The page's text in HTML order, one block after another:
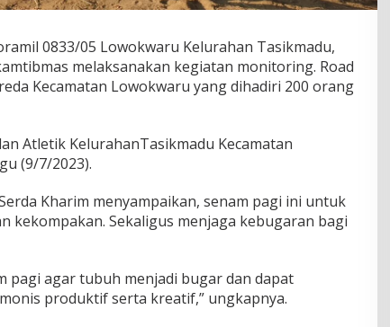
0833/05 Lowokwaru Kelurahan Tasikmadu,
melaksanakan kegiatan monitoring. Road
Kecamatan Lowokwaru yang dihadiri 200 orang
Atletik KelurahanTasikmadu Kecamatan
(9/7/2023).
Kharim menyampaikan, senam pagi ini untuk
kekompakan. Sekaligus menjaga kebugaran bagi
pagi agar tubuh menjadi bugar dan dapat
produktif serta kreatif,” ungkapnya.